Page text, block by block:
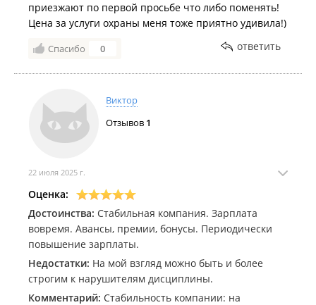
приезжают по первой просьбе что либо поменять!
Цена за услуги охраны меня тоже приятно удивила!)
Спасибо 0 ответить
Виктор
Отзывов 1
22 июля 2025 г.
Оценка:
Достоинства: Стабильная компания. Зарплата
вовремя. Авансы, премии, бонусы. Периодически
повышение зарплаты.
Недостатки: На мой взгляд можно быть и более
строгим к нарушителям дисциплины.
Комментарий: Стабильность компании: на